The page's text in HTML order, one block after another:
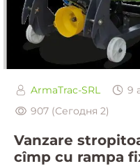
Vanzare
cîmp cu rampa
ArmaTrac-SRL 9
907 (Сегодня 2)